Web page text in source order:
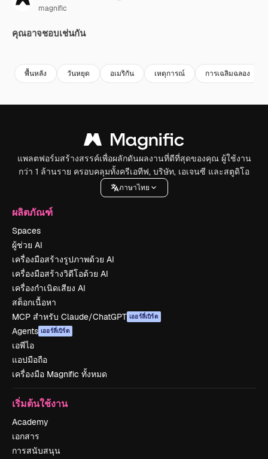
magnific
คุณอาจชอบเช่นกัน
พื้นหลัง วันหยุด อเมริกัน เหตุการณ์ การเฉลิมฉลอง
แพลตฟอร์มสร้างสรรค์เพื่อผลักดันผลงานที่ดีที่สุดของคุณ ผู้ใช้งาน
กว่า 1 ล้านราย ครอบคลุมทั้งครีเอทีฟ, บริษัท, เอเจนซี และสตูดิโอ
ภาษาไทย
ผลิตภัณฑ์
Spaces
ผู้ช่วย AI
เครื่องมือสร้างรูปภาพด้วย AI
เครื่องมือสร้างวิดีโอด้วย AI
เครื่องกำเนิดเสียง AI
สต็อกเนื้อหา
MCP สำหรับ Claude/ChatGPT เออร์ลี่เบิร์ด
Agents เออร์ลี่เบิร์ด
เอพีไอ
แอปมือถือ
เครื่องมือ Magnific ทั้งหมด
เริ่มต้นใช้งาน
Academy
เอกสาร
การสนับสนุน